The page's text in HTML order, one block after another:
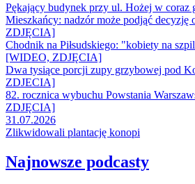
Pękający budynek przy ul. Hożej w coraz
Mieszkańcy: nadzór może podjąć
ZDJĘCIA]
Chodnik na Piłsudskiego: "kobiety na
[WIDEO, ZDJĘCIA]
Dwa tysiące porcji zupy grzybowej pod
ZDJECIA]
82. rocznica wybuchu Powstania
ZDJĘCIA]
31.07.2026
Zlikwidowali plantację konopi
Najnowsze podcasty